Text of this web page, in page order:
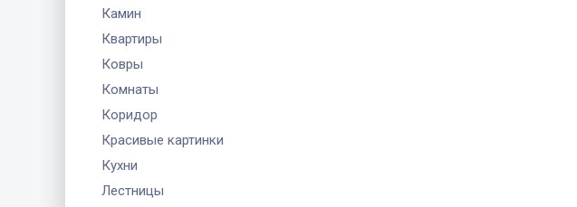
Камин
Квартиры
Ковры
Комнаты
Коридор
Красивые картинки
Кухни
Лестницы